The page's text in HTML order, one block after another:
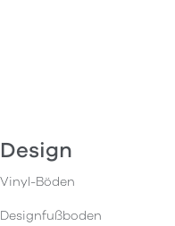
Design
Vinyl-Böden
Designfußboden